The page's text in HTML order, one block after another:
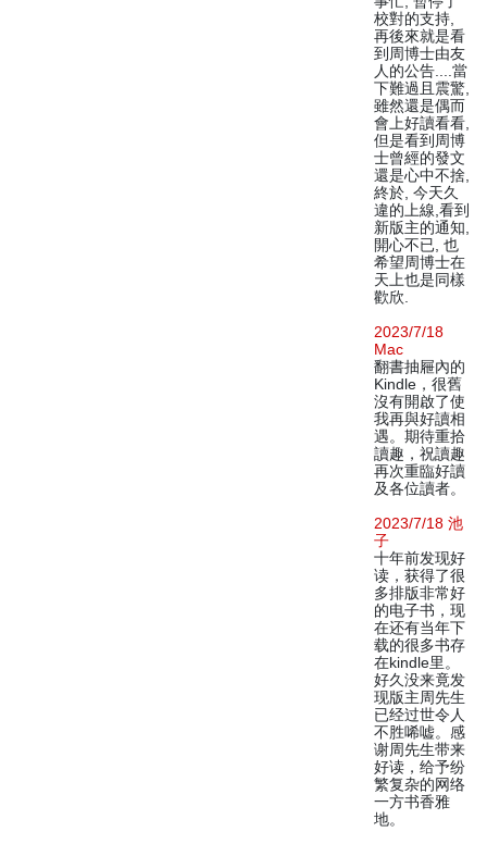
校對的支持,
再後來就是看
到周博士由友
人的公告....當
下難過且震驚,
雖然還是偶而
會上好讀看看,
但是看到周博
士曾經的發文
還是心中不捨,
終於, 今天久
違的上線,看到
新版主的通知,
開心不已, 也
希望周博士在
天上也是同樣
歡欣.
2023/7/18
Mac
翻書抽屜內的
Kindle，很舊
沒有開啟了使
我再與好讀相
遇。期待重拾
讀趣，祝讀趣
再次重臨好讀
及各位讀者。
2023/7/18 池
子
十年前发现好
读，获得了很
多排版非常好
的电子书，现
在还有当年下
载的很多书存
在kindle里。
好久没来竟发
现版主周先生
已经过世令人
不胜唏嘘。感
谢周先生带来
好读，给予纷
繁复杂的网络
一方书香雅
地。